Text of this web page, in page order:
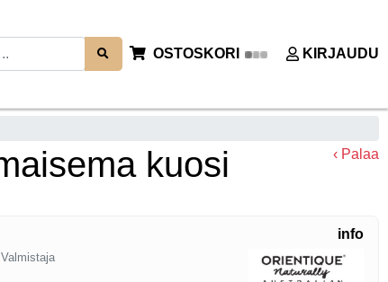
OSTOSKORI KIRJAUDU
kuosi ‹ Palaa
info
Valmistaja